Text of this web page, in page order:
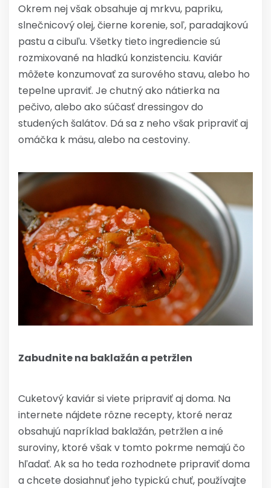
Okrem nej však obsahuje aj mrkvu, papriku,
slnečnicový olej, čierne korenie, soľ, paradajkovú
pastu a cibuľu. Všetky tieto ingrediencie sú
rozmixované na hladkú konzistenciu. Kaviár
môžete konzumovať za surového stavu, alebo ho
tepelne upraviť. Je chutný ako nátierka na
pečivo, alebo ako súčasť dressingov do
studených šalátov. Dá sa z neho však pripraviť aj
omáčka k mäsu, alebo na cestoviny.
Zabudnite na baklažán a petržlen
Cuketový kaviár si viete pripraviť aj doma. Na
internete nájdete rôzne recepty, ktoré neraz
obsahujú napríklad baklažán, petržlen a iné
suroviny, ktoré však v tomto pokrme nemajú čo
hľadať. Ak sa ho teda rozhodnete pripraviť doma
a chcete dosiahnuť jeho typickú chuť, používajte